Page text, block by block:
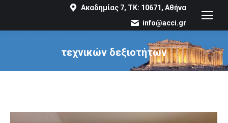
Ακαδημίας 7, ΤΚ: 10671, Αθήνα
info@acci.gr
τεχνικών δεξιοτήτων
You are here: